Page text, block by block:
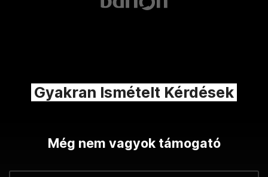
Gyakran Ismételt Kérdések
Még nem vagyok támogató